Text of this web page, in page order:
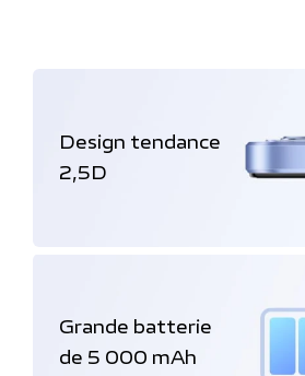
Design tendance
2,5D
Grande batterie
de 5 000 mAh